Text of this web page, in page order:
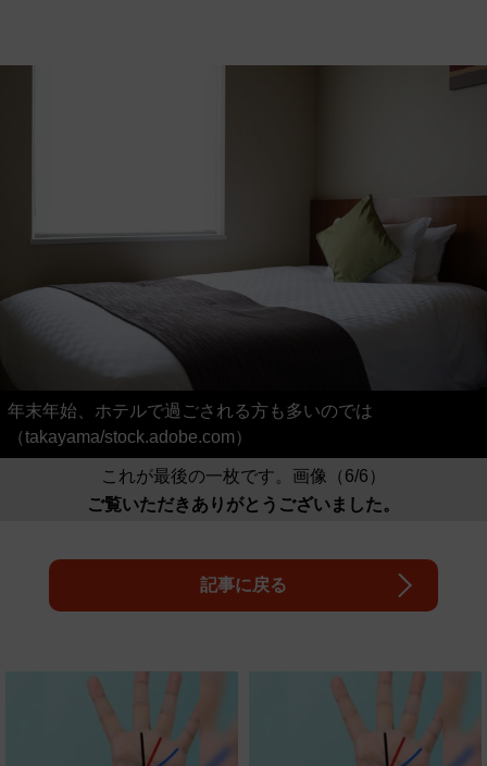
年末年始、ホテルで過ごされる方も多いのでは
（takayama/stock.adobe.com）
これが最後の一枚です。画像（6/6）
ご覧いただきありがとうございました。
記事に戻る